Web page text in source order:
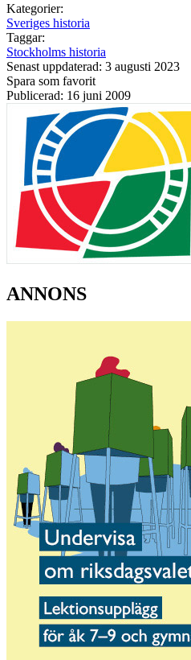
Kategorier:
Sveriges historia
Taggar:
Stockholms historia
Senast uppdaterad: 3 augusti 2023
Spara som favorit
Publicerad: 16 juni 2009
ANNONS